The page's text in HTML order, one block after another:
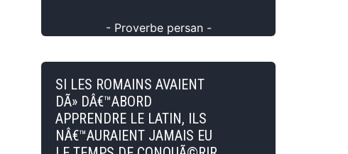
- Proverbe persan -
SI LES ROMAINS AVAIENT
DÃ» DÂ€™ABORD
APPRENDRE LE LATIN, ILS
NÂ€™AURAIENT JAMAIS EU